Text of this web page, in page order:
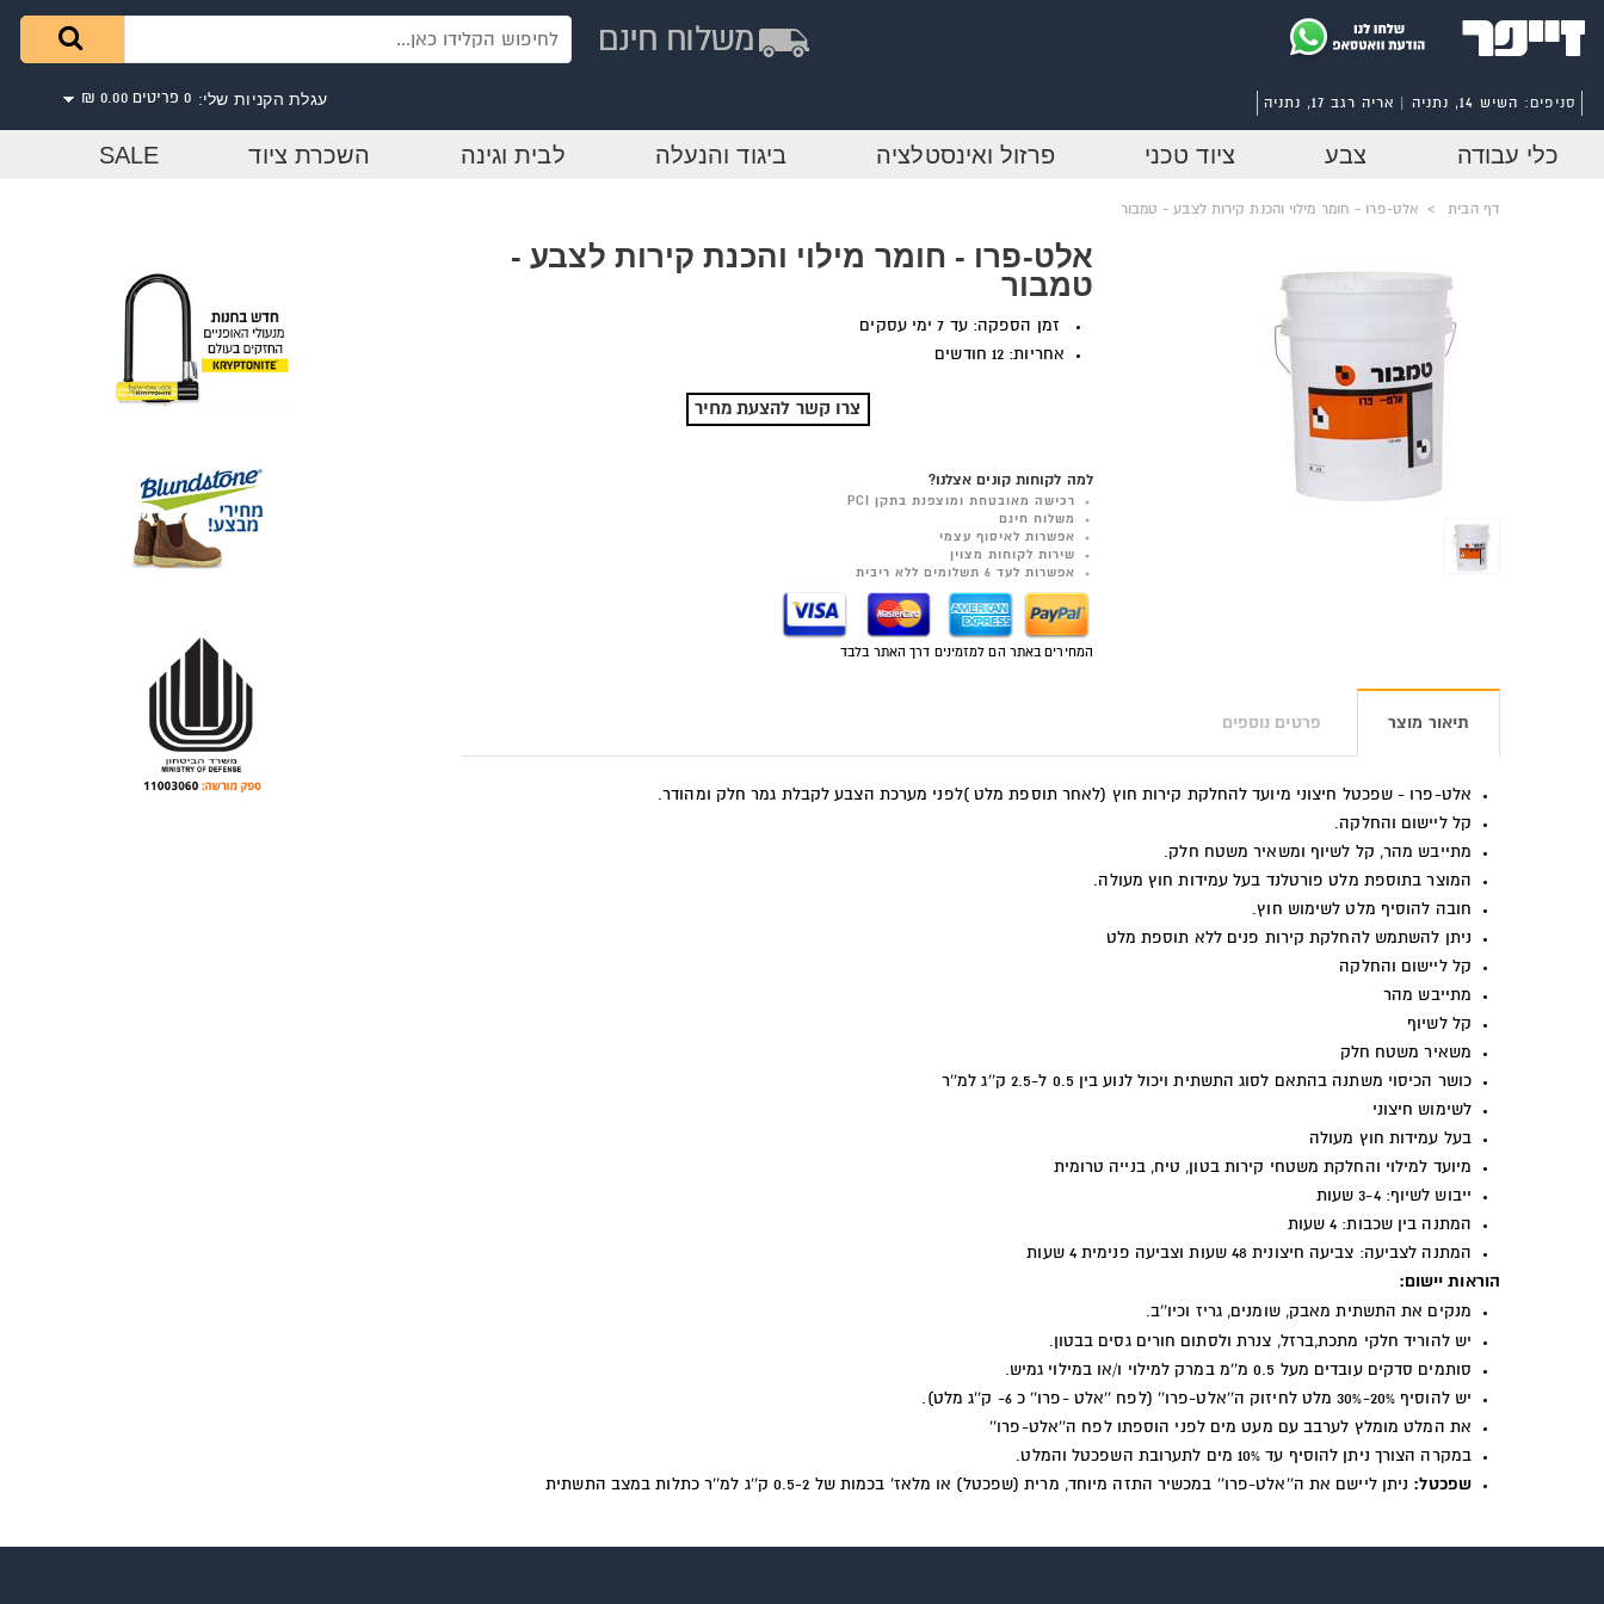
עגלת הקניות שלי: 0 פריטים 0.00 ₪ סניפים: השיש 14, נתניה | אריה רגב 17, נתניה
כלי עבודה צבע ציוד טכני פרזול ואינסטלציה ביגוד והנעלה לבית וגינה השכרת ציוד SALE
דף הבית > אלט-פרו - חומר מילוי והכנת קירות לצבע - טמבור
אלט-פרו - חומר מילוי והכנת קירות לצבע -
טמבור
זמן הספקה: עד 7 ימי עסקים
אחריות: 12 חודשים
צרו קשר להצעת מחיר
למה לקוחות קונים אצלנו?
רכישה מאובטחת ומוצפנת בתקן PCI
משלוח חינם
אפשרות לאיסוף עצמי
שירות לקוחות מצוין
אפשרות לעד 6 תשלומים ללא ריבית
המחירים באתר הם למזמינים דרך האתר בלבד
תיאור מוצר פרטים נוספים
אלט-פרו - שפכטל חיצוני מיועד להחלקת קירות חוץ (לאחר תוספת מלט )לפני מערכת הצבע לקבלת גמר חלק ומהודר.
קל ליישום והחלקה.
מתייבש מהר, קל לשיוף ומשאיר משטח חלק.
המוצר בתוספת מלט פורטלנד בעל עמידות חוץ מעולה.
חובה להוסיף מלט לשימוש חוץ.
ניתן להשתמש להחלקת קירות פנים ללא תוספת מלט
קל ליישום והחלקה
מתייבש מהר
קל לשיוף
משאיר משטח חלק
כושר הכיסוי משתנה בהתאם לסוג התשתית ויכול לנוע בין 0.5 ל-2.5 ק''ג למ''ר
לשימוש חיצוני
בעל עמידות חוץ מעולה
מיועד למילוי והחלקת משטחי קירות בטון, טיח, בנייה טרומית
ייבוש לשיוף: 3-4 שעות
המתנה בין שכבות: 4 שעות
המתנה לצביעה: צביעה חיצונית 48 שעות וצביעה פנימית 4 שעות
הוראות יישום:
מנקים את התשתית מאבק, שומנים, גריז וכיו''ב.
יש להוריד חלקי מתכת,ברזל, צנרת ולסתום חורים גסים בבטון.
סותמים סדקים עובדים מעל 0.5 מ''מ במרק למילוי ו/או במילוי גמיש.
יש להוסיף 20%-30% מלט לחיזוק ה''אלט-פרו'' (לפח ''אלט -פרו'' כ 6- ק''ג מלט).
את המלט מומלץ לערבב עם מעט מים לפני הוספתו לפח ה''אלט-פרו''
במקרה הצורך ניתן להוסיף עד 10% מים לתערובת השפכטל והמלט.
שפכטל: ניתן ליישם את ה''אלט-פרו'' במכשיר התזה מיוחד, מרית (שפכטל) או מלאז' בכמות של 0.5-2 ק''ג למ''ר כתלות במצב התשתית